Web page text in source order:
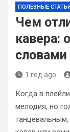
ПОЛЕЗНЫЕ
Чем
кавера:
словами
1 год ago
Когда в
мелодия, но